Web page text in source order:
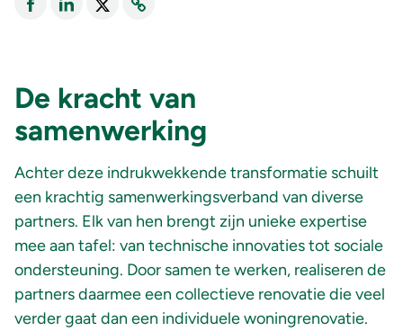
De kracht van
samenwerking
Achter deze indrukwekkende transformatie schuilt
een krachtig samenwerkingsverband van diverse
partners. Elk van hen brengt zijn unieke expertise
mee aan tafel: van technische innovaties tot sociale
ondersteuning. Door samen te werken, realiseren de
partners daarmee een collectieve renovatie die veel
verder gaat dan een individuele woningrenovatie.